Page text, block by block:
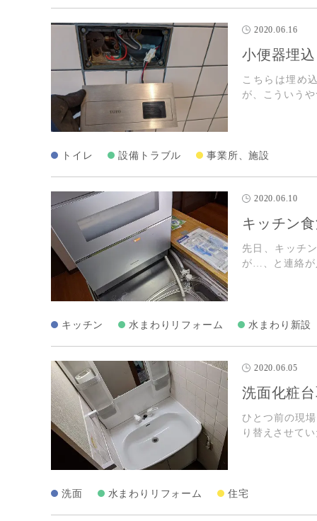
2020.06.16
小便器埋
こちらは埋め
が、こういう
トイレ 設備トラブル 事業所、施設
2020.06.10
キッチン
先日、キッチ
が…、と連絡
キッチン 水まわりリフォーム 水まわり新設
2020.06.05
洗面化粧
ひとつ前の現
り替えさせて
洗面 水まわりリフォーム 住宅